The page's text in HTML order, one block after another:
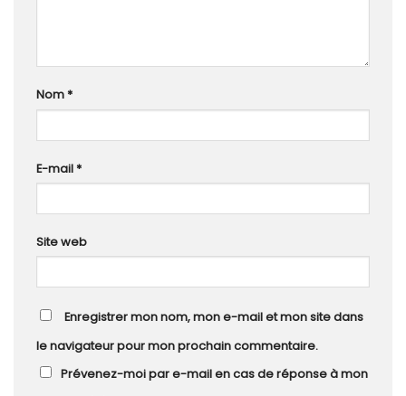
Nom*
E-mail*
Site web
Enregistrer mon nom, mon e-mail et mon site dans
le navigateur pour mon prochain commentaire.
Prévenez-moi par e-mail en cas de réponse à mon